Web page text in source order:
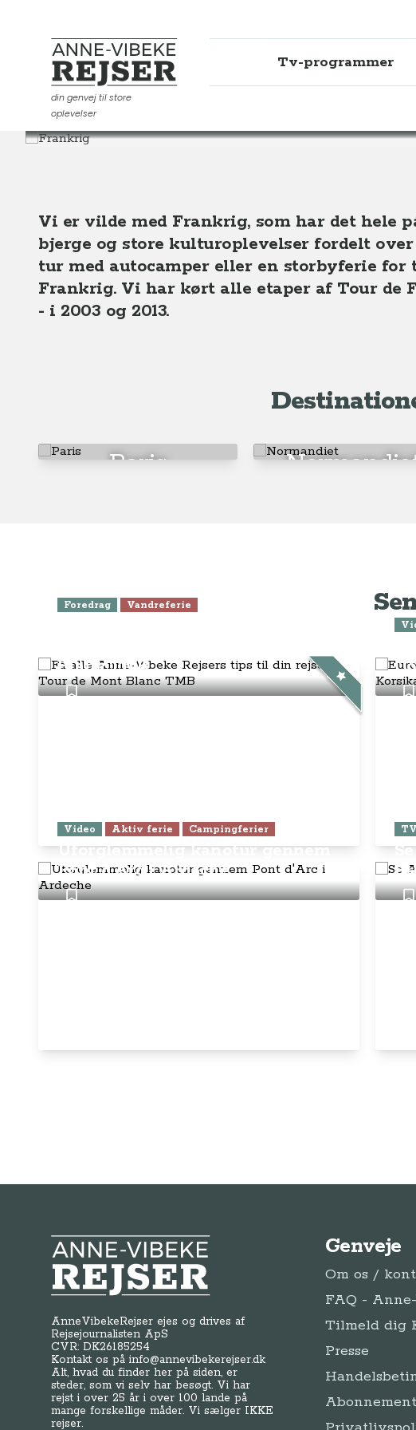
Anne-Vibeke Rejser
din genvej til store
oplevelser
Tv-programmer
Destinationer
Vi er vilde med Frankrig, som har det hele
bjerge og store kulturoplevelser fordelt
tur med autocamper eller en storbyferie for
Frankrig. Vi har kørt alle etaper af Tour de
- i 2003 og 2013.
Paris
Foredrag Vandreferie
Blanc TMB
Video Aktiv ferie Campingferier
Uforglemmelig kanotur gennem
Pont d'Arc i Ardeche
Anne-Vibeke Rejser
AnneVibekeRejser ejes og drives af
Rejsejournalisten ApS
CVR: DK26185254
Kontakt os påinfo@annevibekerejser.dk
Alt, hvad du finder her på siden, er
steder, som vi selv har besøgt. Vi har
rejst i over 25 år i over 100 lande på
mange forskellige måder. Vi sælger IKKE
rejser.
Genveje
Om os /
FAQ -
Tilmeld dig
Presse